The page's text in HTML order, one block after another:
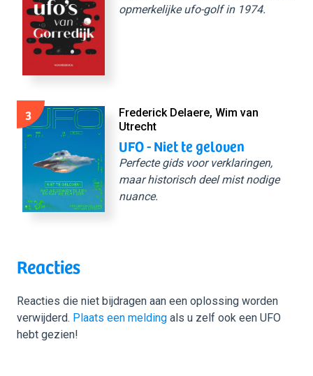
opmerkelijke ufo-golf in 1974.
3
Frederick Delaere, Wim van
Utrecht
UFO - Niet te geloven
Perfecte gids voor verklaringen,
maar historisch deel mist nodige
nuance.
Reacties
Reacties die niet bijdragen aan een oplossing worden
verwijderd. Plaats een melding als u zelf ook een UFO
hebt gezien!